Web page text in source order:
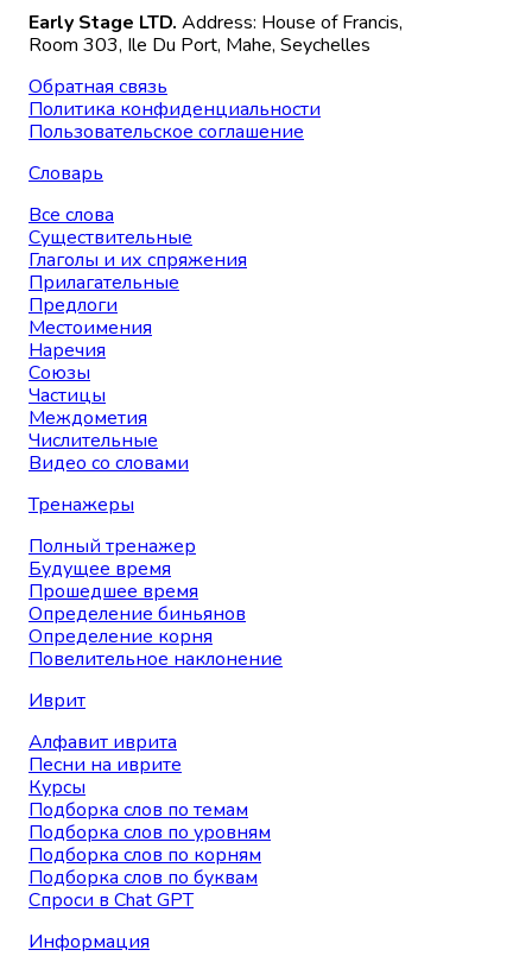
Early Stage LTD. Address: House of Francis,
Room 303, Ile Du Port, Mahe, Seychelles
Обратная связь
Политика конфиденциальности
Пользовательское соглашение
Словарь
Все слова
Существительные
Глаголы и их спряжения
Прилагательные
Предлоги
Местоимения
Наречия
Союзы
Частицы
Междометия
Числительные
Видео со словами
Тренажеры
Полный тренажер
Будущее время
Прошедшее время
Определение биньянов
Определение корня
Повелительное наклонение
Иврит
Алфавит иврита
Песни на иврите
Курсы
Подборка слов по темам
Подборка слов по уровням
Подборка слов по корням
Подборка слов по буквам
Спроси в Chat GPT
Информация